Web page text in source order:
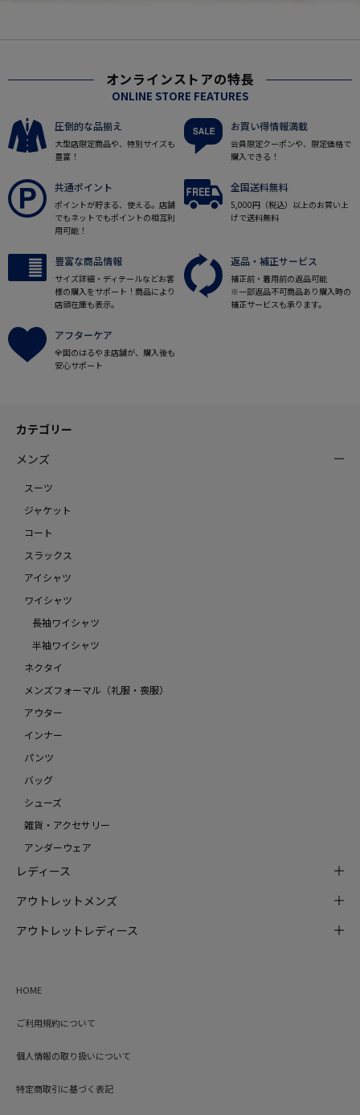
オンラインストアの特長
ONLINE STORE FEATURES
圧倒的な品揃え
大型店限定商品や、特別サイズも
豊富！
お買い得情報満載
会員限定クーポンや、限定価格で
購入できる！
共通ポイント
ポイントが貯まる、使える。店舗
でもネットでもポイントの相互利
用可能！
全国送料無料
5,000円（税込）以上のお買い上
げで送料無料
豊富な商品情報
サイズ詳細・ディテールなどお客
様の購入をサポート！商品により
店頭在庫も表示。
返品・補正サービス
補正前・着用前の返品可能
※一部返品不可商品あり購入時の
補正サービスも承ります。
アフターケア
全国のはるやま店舗が、購入後も
安心サポート
カテゴリー
メンズ
スーツ
ジャケット
コート
スラックス
アイシャツ
ワイシャツ
長袖ワイシャツ
半袖ワイシャツ
ネクタイ
メンズフォーマル（礼服・喪服）
アウター
インナー
パンツ
バッグ
シューズ
雑貨・アクセサリー
アンダーウェア
レディース
アウトレットメンズ
アウトレットレディース
HOME
ご利用規約について
個人情報の取り扱いについて
特定商取引に基づく表記